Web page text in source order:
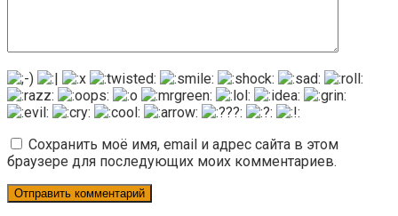
Сохранить моё имя, email и адрес сайта в этом
браузере для последующих моих комментариев.